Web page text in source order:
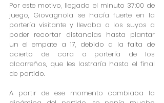
Por este motivo, llegado el minuto 37:00 de
juego, Giovagnola se hacía fuerte en la
portería visitante y llevaba a los suyos a
poder recortar distancias hasta plantar
un el empate a 17, debido a la falta de
acierto de cara a portería de los
alcarreños, que les lastraría hasta el final
de partido.
A partir de ese momento cambiaba la